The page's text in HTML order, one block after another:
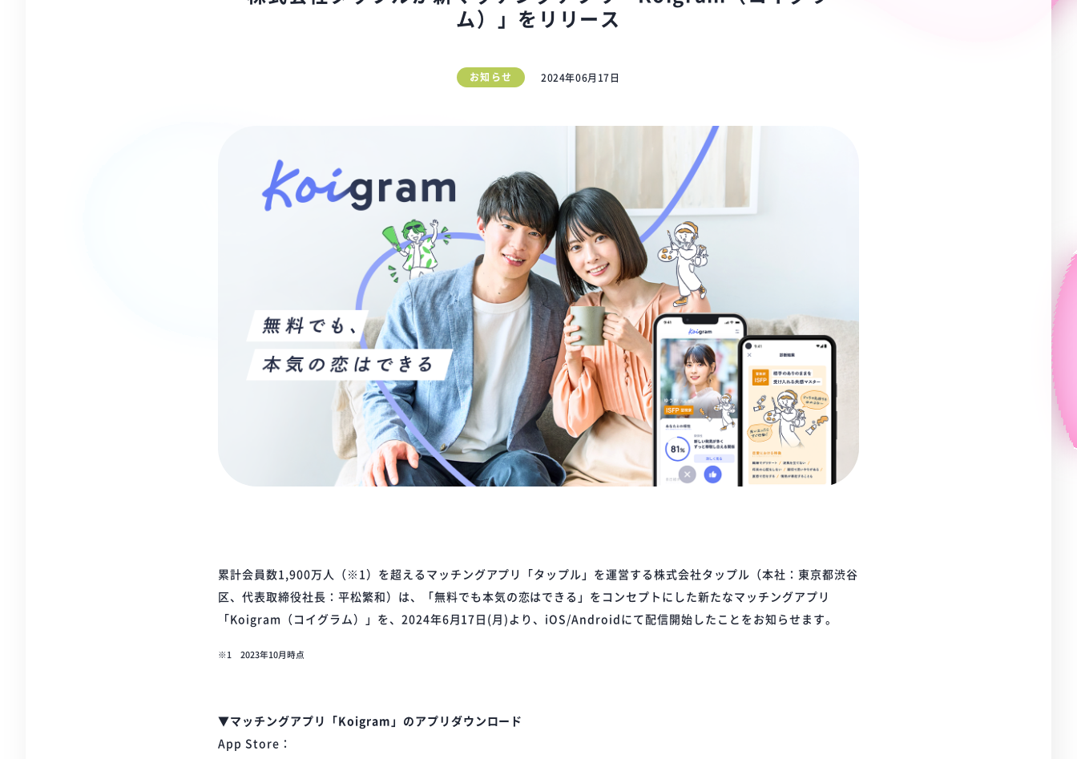
ム）」をリリース
お知らせ 2024年06月17日
累計会員数1,900万人（※1）を超えるマッチングアプリ「タップル」を運営する株式会社タップル（本社：東京都渋谷
区、代表取締役社長：平松繁和）は、「無料でも本気の恋はできる」をコンセプトにした新たなマッチングアプリ
「Koigram（コイグラム）」を、2024年6月17日(月)より、iOS/Androidにて配信開始したことをお知らせます。
※1 2023年10月時点
▼マッチングアプリ「Koigram」のアプリダウンロード
App Store：